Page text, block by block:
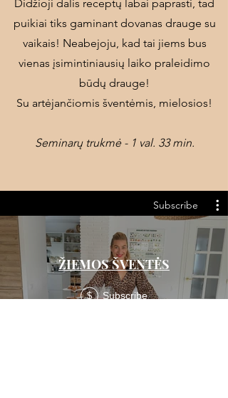
Didžioji dalis receptų labai paprasti, tad
puikiai tiks gaminant dovanas drauge su
vaikais! Neabejoju, kad tai jiems bus
vienas įsimintiniausių laiko praleidimo
būdų drauge!
Su artėjančiomis šventėmis, mielosios!​
Seminarų trukmė - 1 val. 33 min.
Subscribe
ŽIEMOS ŠVENTĖS
$ Subscribe